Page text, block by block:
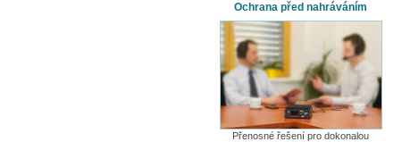
Ochrana před nahráváním
Přenosné řešení pro dokonalou